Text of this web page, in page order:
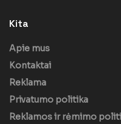
Kita
Apie mus
Kontaktai
Reklama
Privatumo politika
Reklamos ir rėmimo